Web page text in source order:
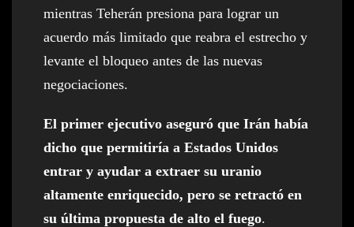
mientras Teherán presiona para lograr un
acuerdo más limitado que reabra el estrecho y
levante el bloqueo antes de las nuevas
negociaciones.
El primer ejecutivo aseguró que Irán había
dicho que permitiría a Estados Unidos
entrar y ayudar a extraer su uranio
altamente enriquecido, pero se retractó en
su última propuesta de alto el fuego.